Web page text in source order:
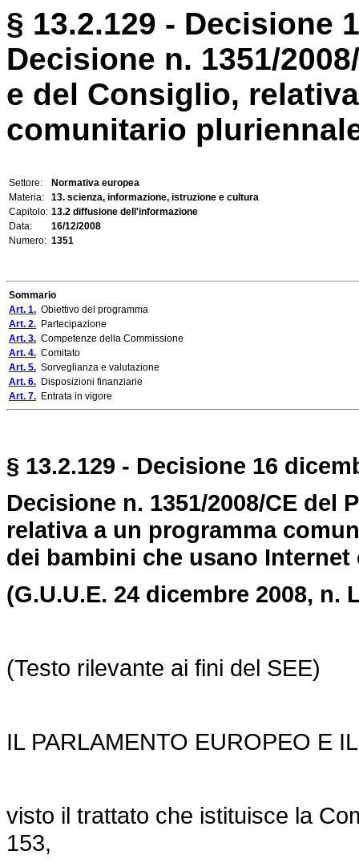
§ 13.2.129 - Decisione
Decisione n. 1351/
e del Consiglio,
comunitario
Settore:
Normativa europea
Materia:
13. scienza, informazione, istruzione e cultura
Capitolo: 13.2 diffusione dell'informazione
Data:
16/12/2008
Numero: 1351
Sommario
Art. 1. Obiettivo del programma
Art. 2. Partecipazione
Art. 3. Competenze della Commissione
Art. 4. Comitato
Art. 5. Sorveglianza e valutazione
Art. 6. Disposizioni finanziarie
Art. 7. Entrata in vigore
§ 13.2.129 - Decisione 16
Decisione n. 1351/2008/CE del
relativa a un programma
dei bambini che usano
(G.U.U.E. 24 dicembre 2008, n.
(Testo rilevante ai fini del SEE)
IL PARLAMENTO EUROPEO E
visto il trattato che istituisce la
153,